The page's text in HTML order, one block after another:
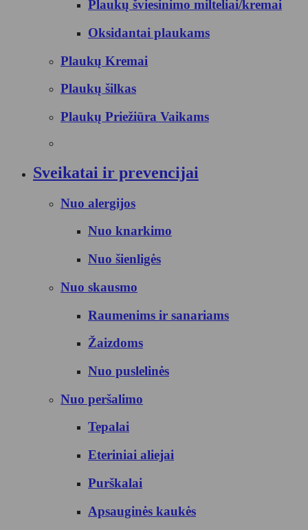
Plaukų šviesinimo milteliai/kremai
Oksidantai plaukams
Plaukų Kremai
Plaukų šilkas
Plaukų Priežiūra Vaikams
Sveikatai ir prevencijai
Nuo alergijos
Nuo knarkimo
Nuo šienligės
Nuo skausmo
Raumenims ir sanariams
Žaizdoms
Nuo puslelinės
Nuo peršalimo
Tepalai
Eteriniai aliejai
Purškalai
Apsauginės kaukės